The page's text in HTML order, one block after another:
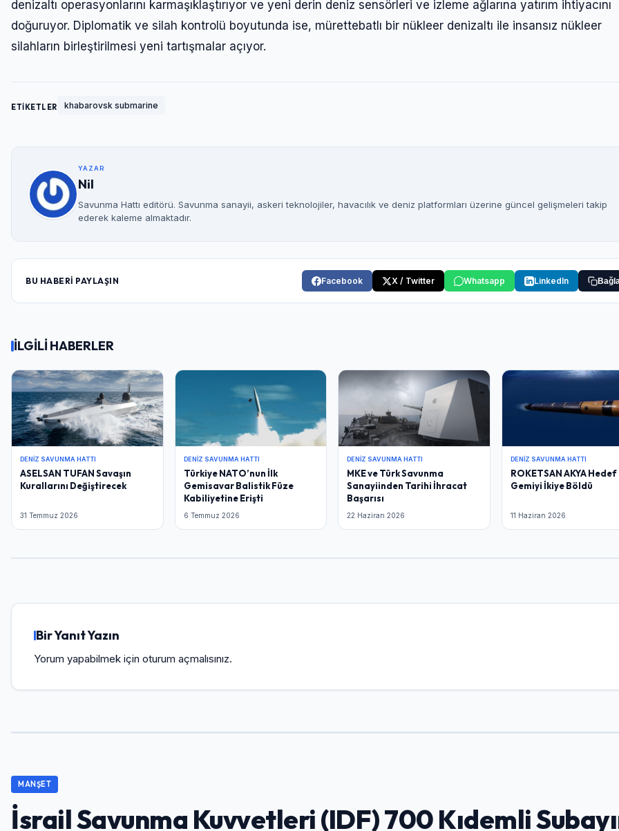
denizaltı operasyonlarını karmaşıklaştırıyor ve yeni derin deniz sensörleri ve izleme ağlarına yatırım ihtiyacını
doğuruyor. Diplomatik ve silah kontrolü boyutunda ise, mürettebatlı bir nükleer denizaltı ile insansız nükleer
silahların birleştirilmesi yeni tartışmalar açıyor.
ETİKETLER khabarovsk submarine
YAZAR
Nil
Savunma Hattı editörü. Savunma sanayii, askeri teknolojiler, havacılık ve deniz platformları üzerine güncel gelişmeleri takip
ederek kaleme almaktadır.
BU HABERİ PAYLAŞIN Facebook X / Twitter Whatsapp LinkedIn
İLGİLİ HABERLER
DENIZ SAVUNMA HATTI
ASELSAN TUFAN Savaşın
Kurallarını Değiştirecek
31 Temmuz 2026
DENIZ SAVUNMA HATTI
Türkiye NATO’nun İlk
Gemisavar Balistik Füze
Kabiliyetine Erişti
6 Temmuz 2026
DENIZ SAVUNMA HATTI
MKE ve Türk Savunma
Sanayiinden Tarihi İhracat
Başarısı
22 Haziran 2026
DENIZ SAVUNMA HATTI
ROKETSAN AKYA Hedef
Gemiyi İkiye Böldü
11 Haziran 2026
Bir Yanıt Yazın
Yorum yapabilmek için oturum açmalısınız.
MANŞET
İsrail Savunma Kuvvetleri (IDF) 700 Kıdemli
Giriş Yap